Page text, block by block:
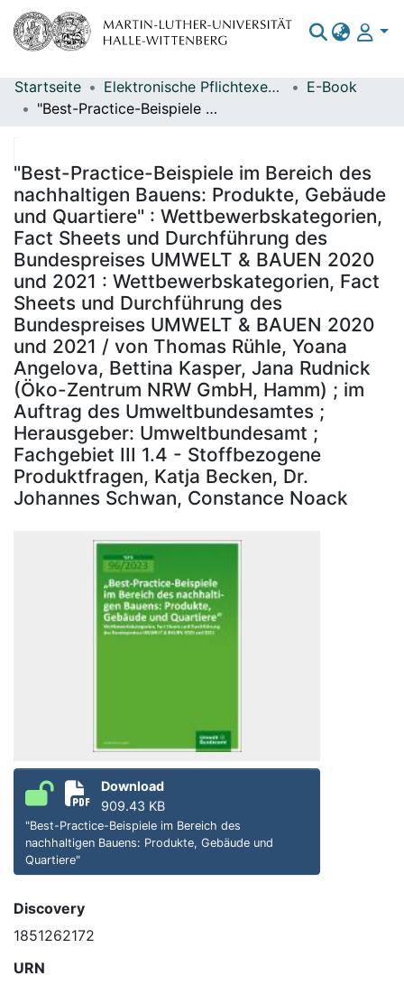
Bereiche & Sammlungen
Statistiken
Startseite Elektronische Pflichtexemplare
E-Book
"Best-Practice-Beispiele im Bereich des nachhaltigen Bauens: Produkte, Gebäude und Quartiere" : Wettbewerbskategorien, Fact Sheets und Durchführung des Bundespreises UMWELT & BAUEN 2020 und 2021 : Wettbewerbskategorien, Fact Sheets und Durchführung des Bundespreises UMWELT & BAUEN 2020 und 2021 / von Thomas Rühle, Yoana Angelova, Bettina Kasper, Jana Rudnick (Öko-Zentrum NRW GmbH, Hamm) ; im Auftrag des Umweltbundesamtes ; Herausgeber: Umweltbundesamt ; Fachgebiet III 1.4 - Stoffbezogene Produktfragen, Katja Becken, Dr. Johannes Schwan, Constance Noack
"Best-Practice-Beispiele im Bereich des
nachhaltigen Bauens: Produkte, Gebäude
und Quartiere" : Wettbewerbskategorien,
Fact Sheets und Durchführung des
Bundespreises UMWELT & BAUEN 2020
und 2021 : Wettbewerbskategorien, Fact
Sheets und Durchführung des
Bundespreises UMWELT & BAUEN 2020
und 2021 / von Thomas Rühle, Yoana
Angelova, Bettina Kasper, Jana Rudnick
(Öko-Zentrum NRW GmbH, Hamm) ; im
Auftrag des Umweltbundesamtes ;
Herausgeber: Umweltbundesamt ;
Fachgebiet III 1.4 - Stoffbezogene
Produktfragen, Katja Becken, Dr.
Johannes Schwan, Constance Noack
Download
909.43 KB
"Best-Practice-Beispiele im Bereich des
nachhaltigen Bauens: Produkte, Gebäude und
Quartiere"
Discovery
1851262172
URN